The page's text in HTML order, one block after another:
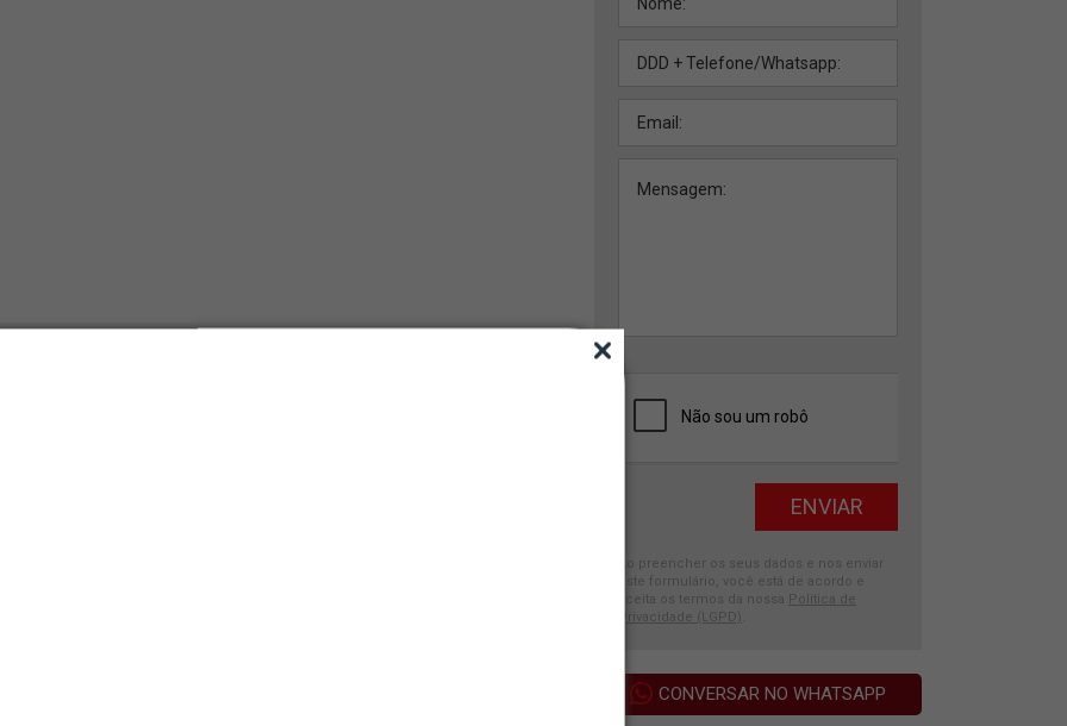
Ao preencher os seus dados e nos enviar
este formulário, você está de acordo e
aceita os termos da nossa
Política de
Privacidade (LGPD)
CONVERSAR NO WHATSAPP